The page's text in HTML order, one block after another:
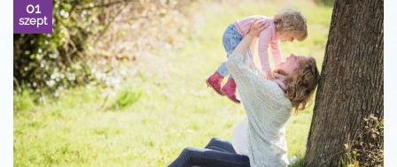
01
szept